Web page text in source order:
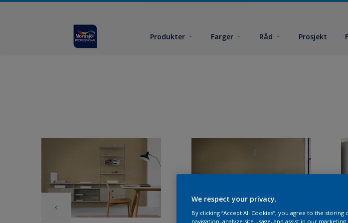
Produkter Farger Råd Prosjekt
We respect your privacy.
By clicking “Accept All Cookies”, you agree to the
navigation, analyze site usage, and assist in our marketing